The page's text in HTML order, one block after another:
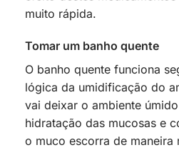
muito rápida.
Tomar um banho quente
O banho quente funciona
lógica da umidificação do
vai deixar o ambiente
hidratação das mucosas e
o muco escorra de maneira